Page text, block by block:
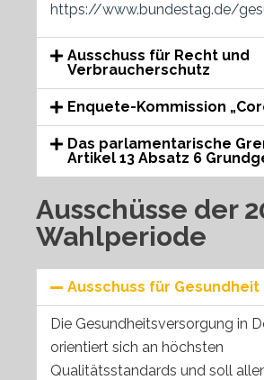
https://www.bundestag.de/
Ausschuss für Recht und
Verbraucherschutz
Enquete-Kommission
Das parlamentarische
Artikel 13 Absatz 6
Ausschüsse der
Wahlperiode
Ausschuss für Gesundheit
Die Gesundheitsversorgung in
orientiert sich an höchsten
Qualitätsstandards und soll